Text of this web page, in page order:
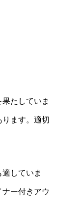
たしていま
ます。適切
していま
ー付きアウ